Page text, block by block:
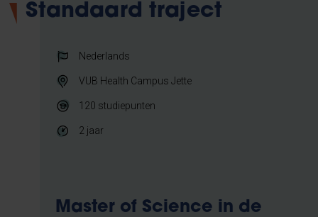
Standaard traject
Nederlands
VUB Health Campus Jette
120 studiepunten
2 jaar
Master of Science in de